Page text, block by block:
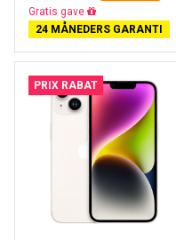
Gratis fragt
24 MÅNEDERS GARANTI
PRIX RABAT